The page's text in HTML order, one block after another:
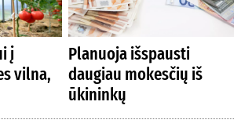
į
vilna,
Planuoja išspausti
daugiau mokesčių iš
ūkininkų